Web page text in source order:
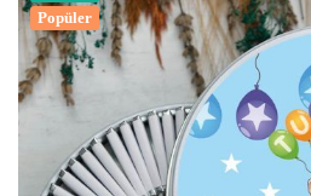
Popüler